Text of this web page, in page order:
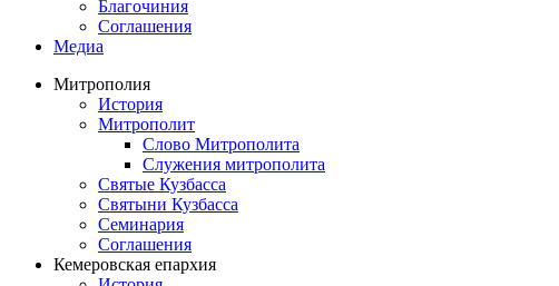
Благочиния
Соглашения
Медиа
Митрополия
История
Митрополит
Слово Митрополита
Служения митрополита
Святые Кузбасса
Святыни Кузбасса
Семинария
Соглашения
Кемеровская епархия